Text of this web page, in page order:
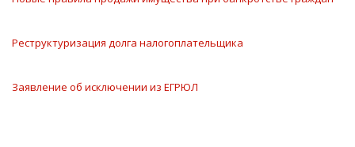
Реструктуризация долга налогоплательщика
Заявление об исключении из ЕГРЮЛ